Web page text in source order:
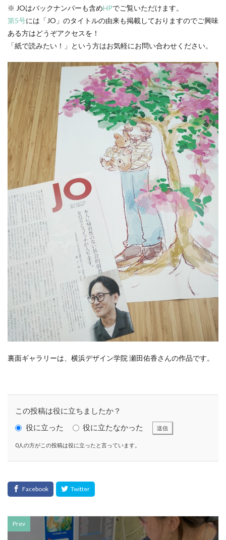
※ JOはバックナンバーも含めHPでご覧いただけます。
第5号には「JO」のタイトルの由来も掲載しておりますのでご興味
ある方はどうぞアクセスを！
「紙で読みたい！」という方はお気軽にお問い合わせください。
裏面ギャラリーは、横浜デザイン学院 瀬田佑香さんの作品です。
この投稿は役に立ちましたか？
役に立った
役に立たなかった 送信
0人の方がこの投稿は役に立ったと言っています。
Prev
Kintone セミナー
Kintone 無料 セミナー
KUSC
LINEの使い方
MENTAL HEALTH〜うまくいかないときに開く本〜
MOMUNIR
MUDフェア
NEWoMan
NEWoMan ART Window
NISC
NPO
NPO法人 ntone 無料 セミナー
page
page2021
PANTONE
PANTONE 448C
Paratriennale
PeRRY PHP
PHP 地域貢献
PHP研究フォーラム
PHP研究所
PISM
PrintNext
READYFOR RGB
Scope
Scope1
Scope3
SCS評価制度
SDGs
SDGs 入門
SDGs 入門 セミナー
SDGs 入門 セミナー 無料
SDGs3.4
SDGsウォッシュ
SDGｓオンラインセミナー
SDGsコンサルティング
SDGsセミナー
SDGsセミナーSDGsセミナー
SDGsセミナーオンライン無料
SDGsセミナー無料
SDGsでつながるヨコハマ
SDGsとは
SDGsの取り組み
SDGsの概要
SDGsビジネスモデル
SDGs入門
SDGs具体的な取り組み
SDGs実践
SDGs有料セミナー
SDGｓ無料セミナー
SDGs経営セミナー
SFプロトタイプ
SF作家
SGDs戦略
SLOW CIRCUS
SLOW FACTORY
SLOW GELATO
SLOW LABEL
SLOW MOVEMENT
TCFD
tvk UDホテル
Win10
win10サポート終了
Windows Office
Windows10サポート終了
withコロナ
Xiプロジェクト
YOKOHAMA RePLASTIC
Z世代
アート
アドバイスボード
アパレル
アフターコロナ
アフリカ
アメリカ
ありがトゥナイト